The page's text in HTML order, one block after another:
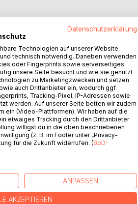
Fitzgerald (September 24, 1896 –
works are the paradigmatic
writers of the 20th century.
four novels: "This Side of
Is the Night". A fifth, unfinished
also wrote many short
has been adapted into films many
a 2008 film. "Tender Is the Night"
Damned" was filmed in 1922 and
name, spanning nearly 90 years:
life from 1937 to 1940 was dramatized
AUTOR/IN
Datenschutzerklärung
Technologien auf unserer Website.
technisch notwendig. Daneben verwenden
oder Fingerprints sowie serverseitiges
unsere Seite besucht und wie sie genutzt
zu Marketingzwecken und setzen
auch Drittanbieter ein, wodurch ggf.
Tracking-Pixel, IP-Adressen sowie
werden. Auf unserer Seite betten wir zudem
ein (Video-Plattformen). Wir haben auf die
etwaiges Tracking durch den Drittanbieter
willigst du in die oben beschriebenen
(z. B. im Footer unter „Privacy-
für die Zukunft widerrufen. (BoD-
ANPASSEN
AKZEPTIEREN